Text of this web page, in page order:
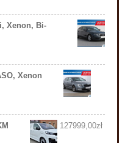
Xenon, Bi-
Xenon
127999,00zł